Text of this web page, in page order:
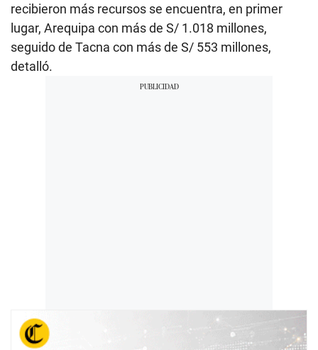
recibieron más recursos se encuentra, en primer
lugar, Arequipa con más de S/ 1.018 millones,
seguido de Tacna con más de S/ 553 millones,
detalló.